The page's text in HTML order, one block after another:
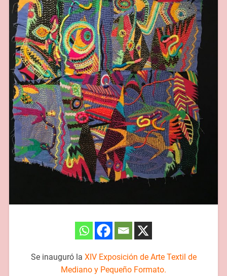
Se inauguró la XIV Exposición de Arte Textil de
Mediano y Pequeño Formato.